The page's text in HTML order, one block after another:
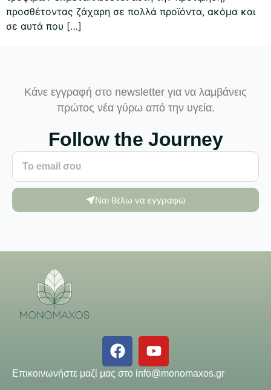
προσθέτοντας ζάχαρη σε πολλά προϊόντα, ακόμα και
σε αυτά που […]
Κάνε εγγραφή στο newsletter για να λαμβάνεις
πρώτος νέα γύρω από την υγεία.
Follow the Journey
Ναι θέλω να εγγραφώ
Επικοινωνήστε μαζί μας στο info@monomaxos.gr